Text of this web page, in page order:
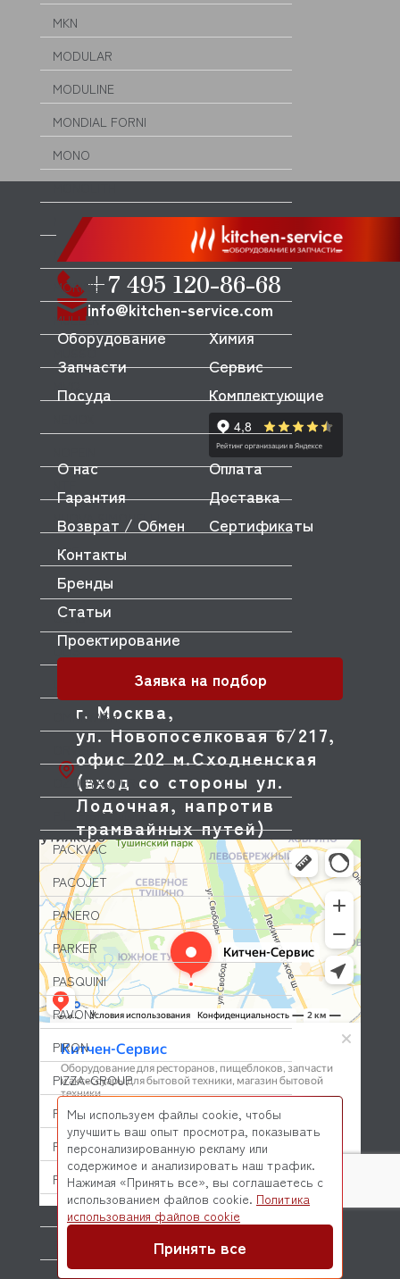
MKN
MODULAR
MODULINE
MONDIAL FORNI
MONO
MORELLO FORNI
MORETTI
MORICE
MULLER
MUSSO
MVQ
NUOVA SIMONELLI
ODE
OEM
OLAB
OLIS
OMNIWASH
ORVED
OZTIRYAKILER
P.L. Proff Cuisine
PACKVAC
PACOJET
PANERO
PARKER
PASQUINI
PAVONI
PIRON
PIZZA-GROUP
PLAS-CONT
POLAIR (ПОЛАИР)
PONY
POPCAKE
+7 495 120-86-68
info@kitchen-service.com
г. Москва,
ул. Новопоселковая 6/217,
офис 202 м.Сходненская
(вход со стороны ул.
Лодочная, напротив
трамвайных путей)
Оборудование
Запчасти
Посуда
Химия
Сервис
Комплектующие
О нас
Оплата
Гарантия
Доставка
Возврат / Обмен
Сертификаты
Контакты
Бренды
Статьи
Проектирование
Заявка на подбор
© 2026 Kitchen-Service.com Интернет-магазин запчастей
и оборудования профессиональной кухни
Мы используем файлы cookie, чтобы
улучшить ваш опыт просмотра, показывать
персонализированную рекламу или
содержимое и анализировать наш трафик.
Нажимая «Принять все», вы соглашаетесь с
использованием файлов cookie. Политика
использования файлов cookie
Принять все